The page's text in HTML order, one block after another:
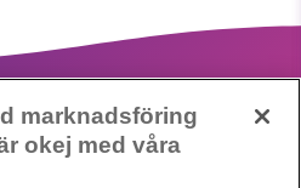
och granskningar. Nu
att swisha en slant till
marknadsföring
okej med våra